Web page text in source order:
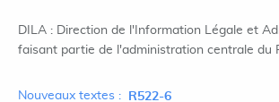
DILA : Direction de l'Information Légale et
faisant partie de l'administration centrale du
Nouveaux textes : R522-6